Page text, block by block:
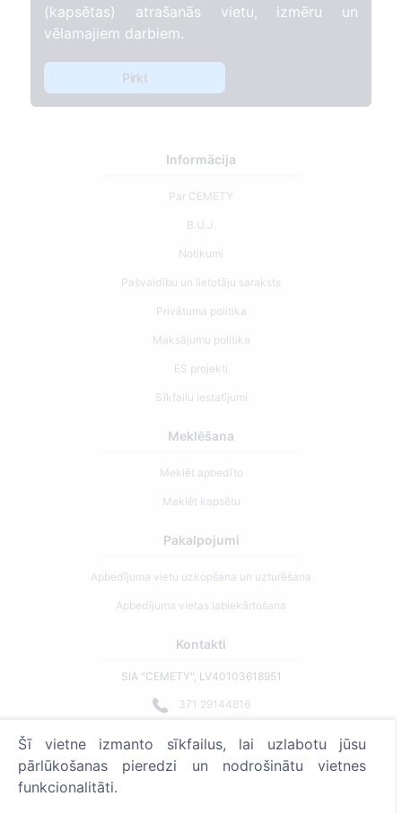
(kapsētas) atrašanās vietu, izmēru un
vēlamajiem darbiem.
Pirkt
Informācija
Par CEMETY
B.U.J.
Notikumi
Pašvaldību un lietotāju saraksts
Privātuma politika
Maksājumu politika
ES projekti
Sīkfailu iestatījumi
Meklēšana
Meklēt apbedīto
Meklēt kapsētu
Pakalpojumi
Apbedījuma vietu uzkopšana un uzturēšana
Apbedījuma vietas labiekārtošana
Kontakti
SIA "CEMETY", LV40103618951
371 29144816
Strādājam visā Latvijā!
Šī vietne izmanto sīkfailus, lai uzlabotu jūsu
pārlūkošanas pieredzi un nodrošinātu vietnes
funkcionalitāti.